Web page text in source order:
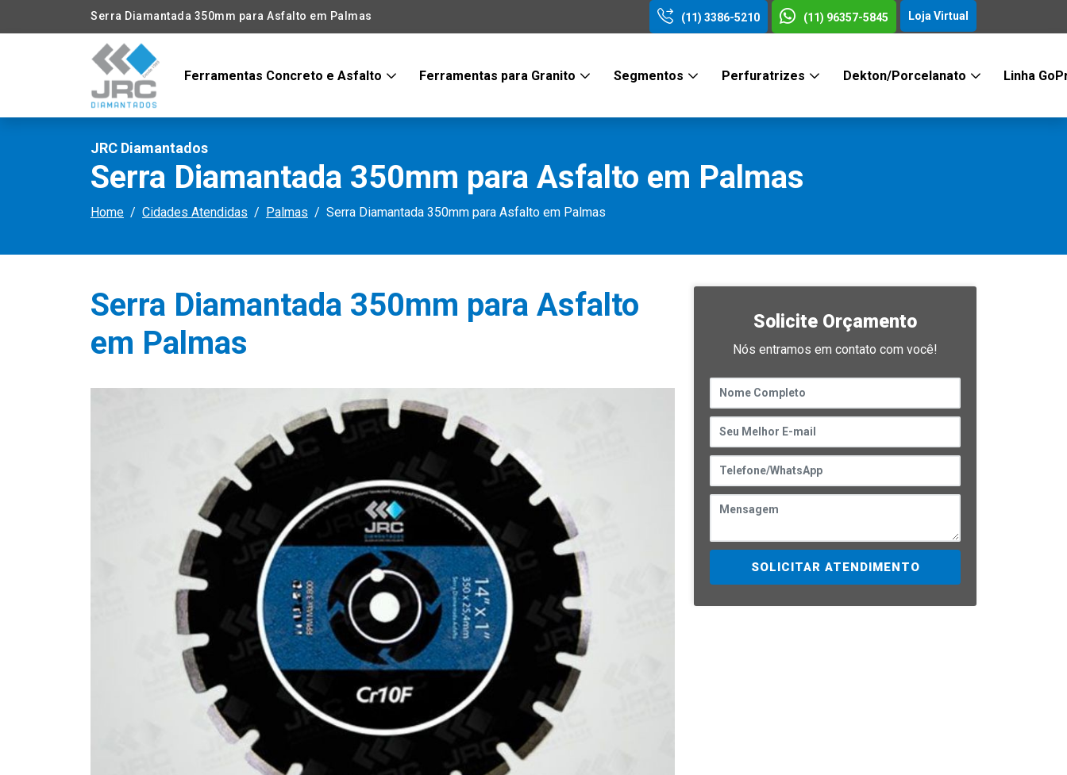
Serra Diamantada 350mm para Asfalto em Palmas (11) 3386-5210 (11) 96357-5845 Loja Virtual
Ferramentas Concreto e Asfalto Ferramentas para Granito Segmentos Perfuratrizes Dekton/Porcelanato Linha
JRC Diamantados
Serra Diamantada 350mm para Asfalto em Palmas
Home Cidades Atendidas Palmas Serra Diamantada 350mm para Asfalto em Palmas
Serra Diamantada 350mm para Asfalto
em Palmas
Solicite Orçamento
Nós entramos em contato com você!
SOLICITAR ATENDIMENTO